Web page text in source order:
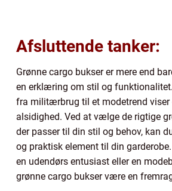
Afsluttende tanker:
Grønne cargo bukser er mere end
en erklæring om stil og
fra militærbrug til et modetrend viser
alsidighed. Ved at vælge de rigtige
der passer til din stil og behov, kan
og praktisk element til din
en udendørs entusiast eller en
grønne cargo bukser være en